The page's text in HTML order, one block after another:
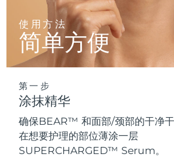
使用方法
简单方便
第一步
涂抹精华
确保BEAR™ 和面部/颈部的干净
在想要护理的部位薄涂一层
SUPERCHARGED™ Serum。